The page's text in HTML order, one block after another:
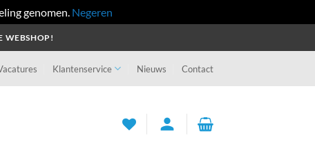
genomen. Negeren
WEBSHOP!
Klantenservice Nieuws Contact
person